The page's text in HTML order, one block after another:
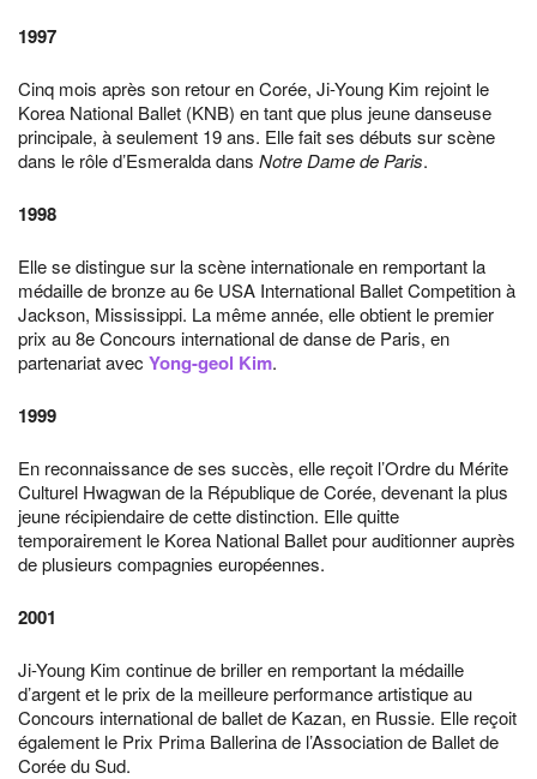
1997
Cinq mois après son retour en Corée, Ji-Young Kim rejoint le
Korea National Ballet (KNB) en tant que plus jeune danseuse
principale, à seulement 19 ans. Elle fait ses débuts sur scène
dans le rôle d’Esmeralda dans Notre Dame de Paris.
1998
Elle se distingue sur la scène internationale en remportant la
médaille de bronze au 6e USA International Ballet Competition à
Jackson, Mississippi. La même année, elle obtient le premier
prix au 8e Concours international de danse de Paris, en
partenariat avec Yong-geol Kim.
1999
En reconnaissance de ses succès, elle reçoit l’Ordre du Mérite
Culturel Hwagwan de la République de Corée, devenant la plus
jeune récipiendaire de cette distinction. Elle quitte
temporairement le Korea National Ballet pour auditionner auprès
de plusieurs compagnies européennes.
2001
Ji-Young Kim continue de briller en remportant la médaille
d’argent et le prix de la meilleure performance artistique au
Concours international de ballet de Kazan, en Russie. Elle reçoit
également le Prix Prima Ballerina de l’Association de Ballet de
Corée du Sud.